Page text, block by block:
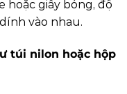
hoặc giấy bóng, độ
vào nhau.
túi nilon hoặc hộp